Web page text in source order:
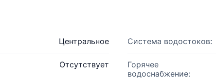
Центральное Система водостоков:
Отсутствует
Горячее
водоснабжение: